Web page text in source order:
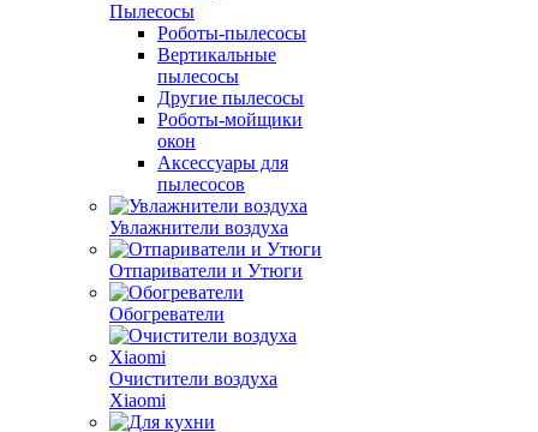
Пылесосы
Роботы-пылесосы
Вертикальные
пылесосы
Другие пылесосы
Роботы-мойщики
окон
Аксессуары для
пылесосов
Увлажнители воздуха
Отпариватели и Утюги
Обогреватели
Очистители воздуха
Xiaomi